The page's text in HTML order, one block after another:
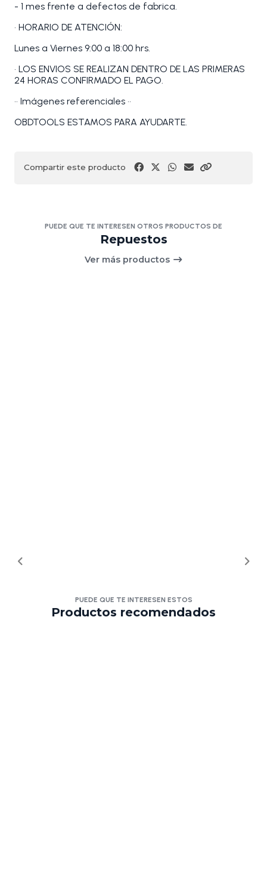
- 1 mes frente a defectos de fabrica.
• HORARIO DE ATENCIÓN:
Lunes a Viernes 9:00 a 18:00 hrs.
• LOS ENVIOS SE REALIZAN DENTRO DE LAS PRIMERAS
24 HORAS CONFIRMADO EL PAGO.
•• Imágenes referenciales ••
OBDTOOLS ESTAMOS PARA AYUDARTE.
Compartir este producto
PUEDE QUE TE INTERESEN OTROS PRODUCTOS DE
Repuestos
Ver más productos
PUEDE QUE TE INTERESEN ESTOS
Productos recomendados